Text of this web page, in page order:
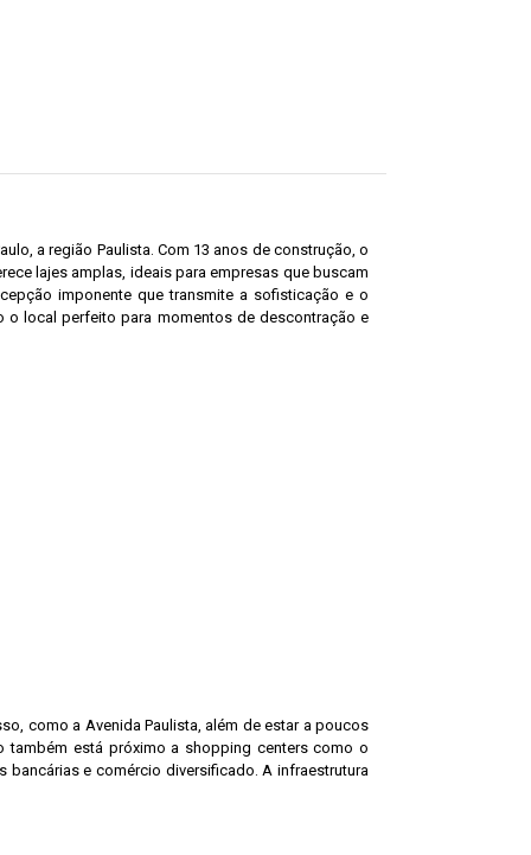
a região Paulista. Com 13 anos de construção, o
lajes amplas, ideais para empresas que buscam
imponente que transmite a sofisticação e o
o local perfeito para momentos de descontração e
como a Avenida Paulista, além de estar a poucos
também está próximo a shopping centers como o
bancárias e comércio diversificado. A infraestrutura